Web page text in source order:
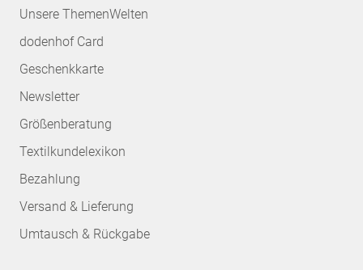
Unsere ThemenWelten
dodenhof Card
Geschenkkarte
Newsletter
Größenberatung
Textilkundelexikon
Bezahlung
Versand & Lieferung
Umtausch & Rückgabe